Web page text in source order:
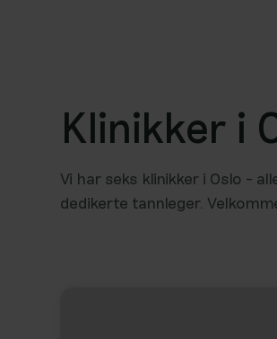
Klinikker i
Vi har seks klinikker i Oslo -
dedikerte tannleger.